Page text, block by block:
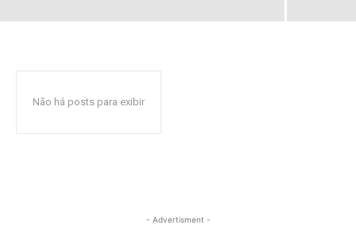
Não há posts para exibir
- Advertisment -